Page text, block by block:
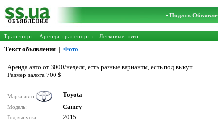
ОБЪЯВЛЕНИЯ
Подать
Транспорт : Аренда транспорта : Легковые авто
Текст обьявления | Фото
Аренда авто от 3000/неделя, есть разные варианты, есть под выкуп
Размер залога 700 $
Марка авто Toyota
Модель: Camry
Год выпуска: 2015